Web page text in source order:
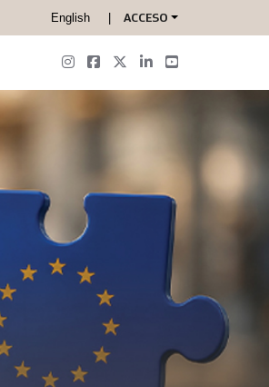
English ACCESO